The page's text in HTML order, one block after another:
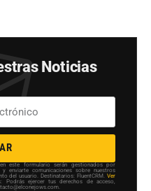
Noticias
este formulario serán gestionados por
enviarte comunicaciones sobre nuestros
del usuario. Destinatarios: FluentCRM. Ver
Podrás ejercer tus derechos de acceso,